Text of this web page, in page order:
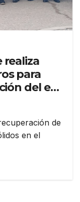
realiza
para
del ex
de
en el